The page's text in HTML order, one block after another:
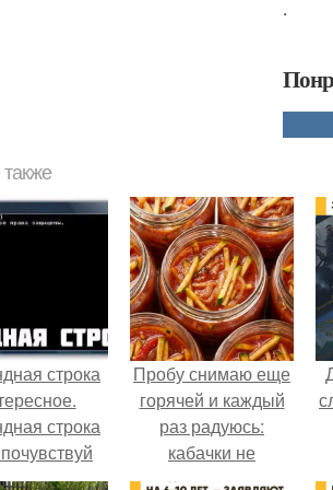
.
также
строка
строка
хакером.
Пробу снимаю еще
горячей и каждый
раз радуюсь:
кабачки не
развариваются, а